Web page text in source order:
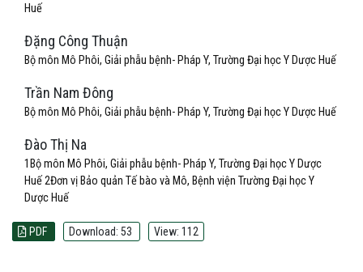
Huế
Đặng Công Thuận
Bộ môn Mô Phôi, Giải phẫu bệnh- Pháp Y, Trường Đại học Y Dược Huế
Trần Nam Đông
Bộ môn Mô Phôi, Giải phẫu bệnh- Pháp Y, Trường Đại học Y Dược Huế
Đào Thị Na
1Bộ môn Mô Phôi, Giải phẫu bệnh- Pháp Y, Trường Đại học Y Dược
Huế 2Đơn vị Bảo quản Tế bào và Mô, Bệnh viện Trường Đại học Y
Dược Huế
PDF Download: 53 View: 112